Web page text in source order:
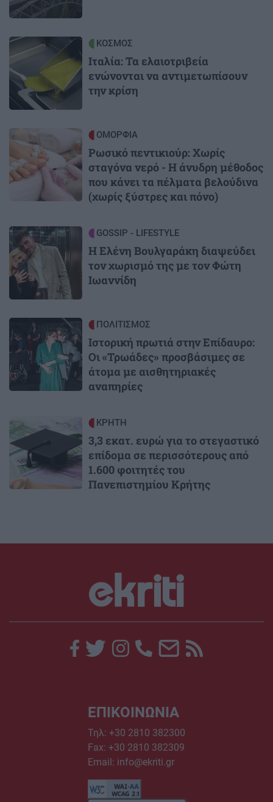
Image ΚΟΣΜΟΣ
Ιταλία: Τα ελαιοτριβεία
ενώνονται να αντιμετωπίσουν
την κρίση
ΟΜΟΡΦΙΑ
Ρωσικό πεντικιούρ: Χωρίς
σταγόνα νερό - Η άνυδρη μέθοδος
που κάνει τα πέλματα βελούδινα
(χωρίς ξύστρες και πόνο)
Image GOSSIP - LIFESTYLE
Η Ελένη Βουλγαράκη διαψεύδει
τον χωρισμό της με τον Φώτη
Ιωαννίδη
Image ΠΟΛΙΤΙΣΜΟΣ
Ιστορική πρωτιά στην Επίδαυρο:
Οι «Τρωάδες» προσβάσιμες σε
άτομα με αισθητηριακές
αναπηρίες
Image ΚΡΗΤΗ
3,3 εκατ. ευρώ για το στεγαστικό
επίδομα σε περισσότερους από
1.600 φοιτητές του
Πανεπιστημίου Κρήτης
ΕΠΙΚΟΙΝΩΝΙΑ
Τηλ: +30 2810 382300
Fax: +30 2810 382309
Email: info@ekriti.gr